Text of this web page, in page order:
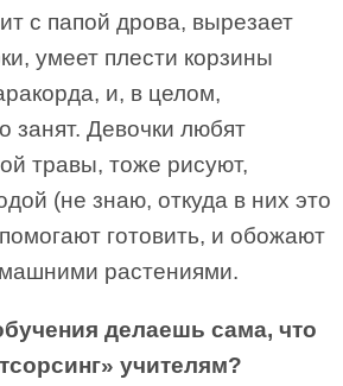
с папой дрова, вырезает
умеет плести корзины
и, в целом,
занят. Девочки любят
травы, тоже рисуют,
(не знаю, откуда в них это
готовить, и обожают
растениями.
делаешь сама, что
учителям?